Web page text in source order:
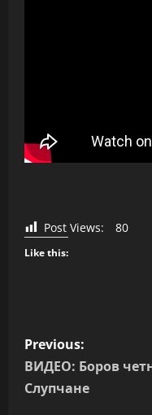
Post Views: 80
Like this:
P
o
Previous:
ВИДЕО: Боров
Слупчане